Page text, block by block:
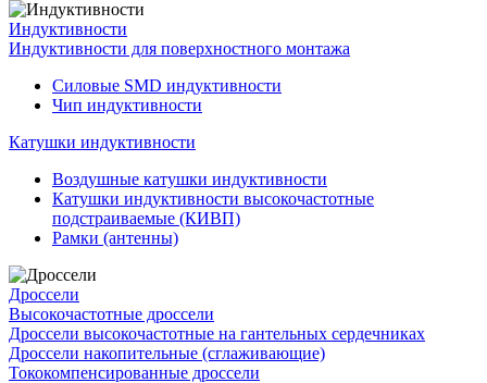
Индуктивности
Индуктивности для поверхностного монтажа
Силовые SMD индуктивности
Чип индуктивности
Катушки индуктивности
Воздушные катушки индуктивности
Катушки индуктивности высокочастотные
подстраиваемые (КИВП)
Рамки (антенны)
Дроссели
Высокочастотные дроссели
Дроссели высокочастотные на гантельных сердечниках
Дроссели накопительные (сглаживающие)
Тококомпенсированные дроссели